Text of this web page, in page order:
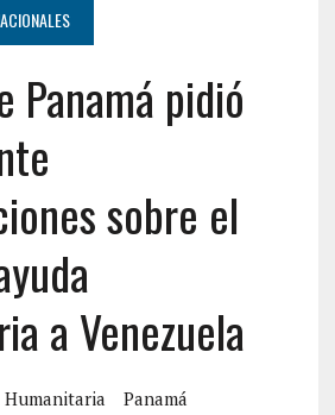
Panamá pidió
sobre el
a Venezuela
Humanitaria
Panamá